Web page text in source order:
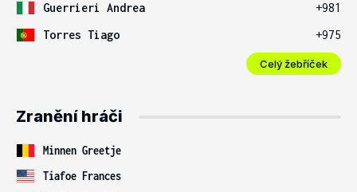
Guerrieri Andrea
+981
Torres Tiago
+975
Celý žebříček
Zranění hráči
Minnen Greetje
Tiafoe Frances